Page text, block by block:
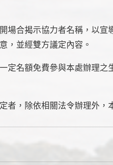
場合揭示協力者名稱，以
，並經雙方議定內容。
定名額免費參與本處辦理
者，除依相關法令辦理外，